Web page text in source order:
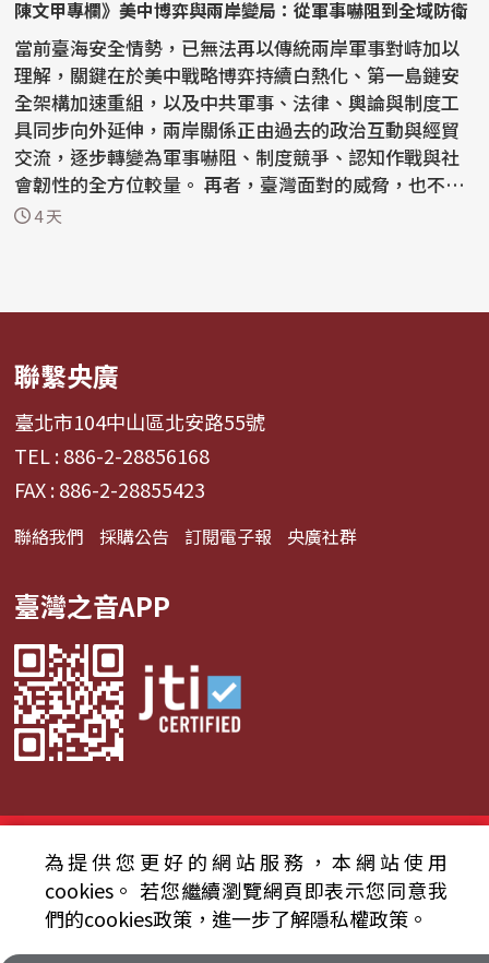
陳文甲專欄》美中博弈與兩岸變局：從軍事嚇阻到全域防衛
當前臺海安全情勢，已無法再以傳統兩岸軍事對峙加以
理解，關鍵在於美中戰略博弈持續白熱化、第一島鏈安
全架構加速重組，以及中共軍事、法律、輿論與制度工
具同步向外延伸，兩岸關係正由過去的政治互動與經貿
交流，逐步轉變為軍事嚇阻、制度競爭、認知作戰與社
會韌性的全方位較量。 再者，臺灣面對的威脅，也不再
只是軍...
4 天
聯繫央廣
臺北市104中山區北安路55號
TEL : 886-2-28856168
FAX : 886-2-28855423
聯絡我們 採購公告 訂閱電子報 央廣社群
臺灣之音APP
© 2024財團法人中央廣播電臺 版權所有
資通安全政策聲明
服務條款 隱私權條款
為提供您更好的網站服務，本網站使用
cookies。 若您繼續瀏覽網頁即表示您同意我
們的cookies政策，進一步了解隱私權政策。